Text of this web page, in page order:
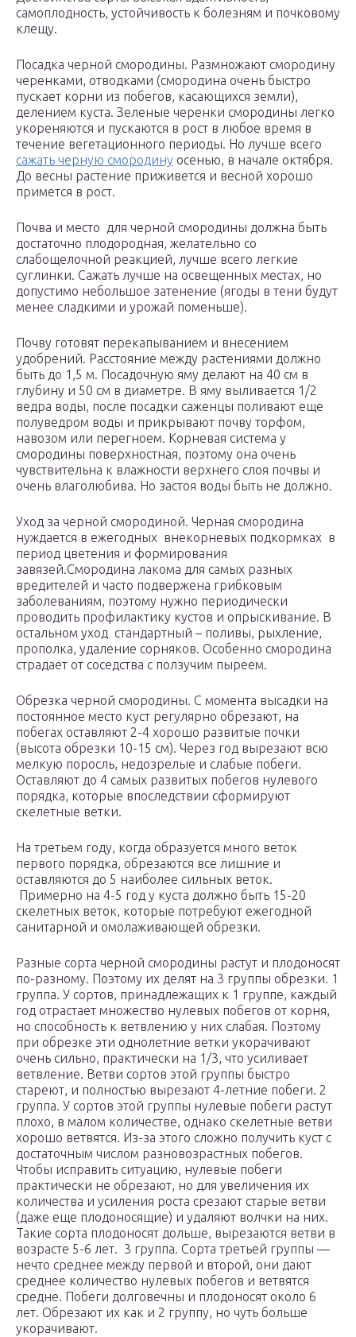
самоплодность, устойчивость к болезням и почковому
клещу.
Посадка черной смородины. Размножают смородину
черенками, отводками (смородина очень быстро
пускает корни из побегов, касающихся земли),
делением куста. Зеленые черенки смородины легко
укореняются и пускаются в рост в любое время в
течение вегетационного периоды. Но лучше всего
сажать черную смородину осенью, в начале октября.
До весны растение приживется и весной хорошо
примется в рост.
Почва и место для черной смородины должна быть
достаточно плодородная, желательно со
слабощелочной реакцией, лучше всего легкие
суглинки. Сажать лучше на освещенных местах, но
допустимо небольшое затенение (ягоды в тени будут
менее сладкими и урожай поменьше).
Почву готовят перекапыванием и внесением
удобрений. Расстояние между растениями должно
быть до 1,5 м. Посадочную яму делают на 40 см в
глубину и 50 см в диаметре. В яму выливается 1/2
ведра воды, после посадки саженцы поливают еще
полуведром воды и прикрывают почву торфом,
навозом или перегноем. Корневая система у
смородины поверхностная, поэтому она очень
чувствительна к влажности верхнего слоя почвы и
очень влаголюбива. Но застоя воды быть не должно.
Уход за черной смородиной. Черная смородина
нуждается в ежегодных внекорневых подкормках в
период цветения и формирования
завязей.Смородина лакома для самых разных
вредителей и часто подвержена грибковым
заболеваниям, поэтому нужно периодически
проводить профилактику кустов и опрыскивание. В
остальном уход стандартный – поливы, рыхление,
прополка, удаление сорняков. Особенно смородина
страдает от соседства с ползучим пыреем.
Обрезка черной смородины. С момента высадки на
постоянное место куст регулярно обрезают, на
побегах оставляют 2-4 хорошо развитые почки
(высота обрезки 10-15 см). Через год вырезают всю
мелкую поросль, недозрелые и слабые побеги.
Оставляют до 4 самых развитых побегов нулевого
порядка, которые впоследствии сформируют
скелетные ветки.
На третьем году, когда образуется много веток
первого порядка, обрезаются все лишние и
оставляются до 5 наиболее сильных веток.
Примерно на 4-5 год у куста должно быть 15-20
скелетных веток, которые потребуют ежегодной
санитарной и омолаживающей обрезки.
Разные сорта черной смородины растут и плодоносят
по-разному. Поэтому их делят на 3 группы обрезки. 1
группа. У сортов, принадлежащих к 1 группе, каждый
год отрастает множество нулевых побегов от корня,
но способность к ветвлению у них слабая. Поэтому
при обрезке эти однолетние ветки укорачивают
очень сильно, практически на 1/3, что усиливает
ветвление. Ветви сортов этой группы быстро
стареют, и полностью вырезают 4-летние побеги. 2
группа. У сортов этой группы нулевые побеги растут
плохо, в малом количестве, однако скелетные ветви
хорошо ветвятся. Из-за этого сложно получить куст с
достаточным числом разновозрастных побегов.
Чтобы исправить ситуацию, нулевые побеги
практически не обрезают, но для увеличения их
количества и усиления роста срезают старые ветви
(даже еще плодоносящие) и удаляют волчки на них.
Такие сорта плодоносят дольше, вырезаются ветви в
возрасте 5-6 лет. 3 группа. Сорта третьей группы —
нечто среднее между первой и второй, они дают
среднее количество нулевых побегов и ветвятся
средне. Побеги долговечны и плодоносят около 6
лет. Обрезают их как и 2 группу, но чуть больше
укорачивают.